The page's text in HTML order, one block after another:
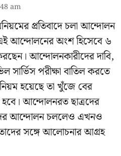
am
প্রতিবাদে চলা আন্দোলন
আন্দোলনের অংশ হিসেবে ৬
আন্দোলনকারীদের দাবি,
সার্ভিস পরীক্ষা বাতিল করতে
হয়েছে তা খুঁজে বের
আন্দোলনরত ছাত্রদের
আন্দোলন চললেও এখনও
সঙ্গে আলোচনার আগ্রহ